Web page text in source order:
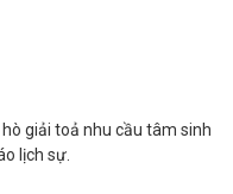
giải toả nhu cầu tâm sinh
lịch sự.